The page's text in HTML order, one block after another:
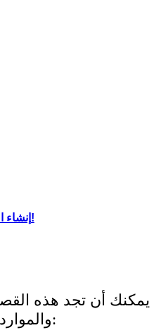
إنشاء الخاصة بك!
يمكنك أن تجد هذه
والموارد التالية: